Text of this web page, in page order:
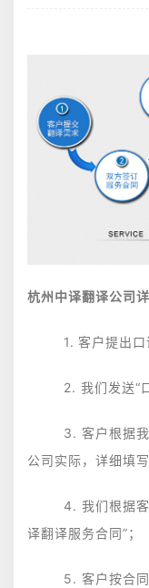
杭州中译翻译公司
1. 客户提出口
2. 我们发送“口
3. 客户根据我们
公司实际，详细填
4. 我们根据客户
译翻译服务合同”；
5. 客户按合同条